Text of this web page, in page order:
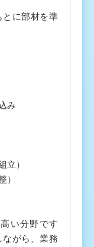
とに部材を準
み
立）
）
い分野です
がら、業務